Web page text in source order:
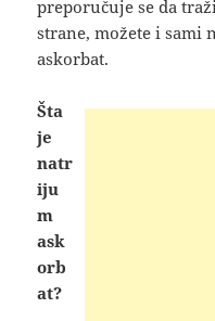
preporučuje se da
strane, možete i
askorbat.
Šta
je
natr
iju
m
ask
orb
at?